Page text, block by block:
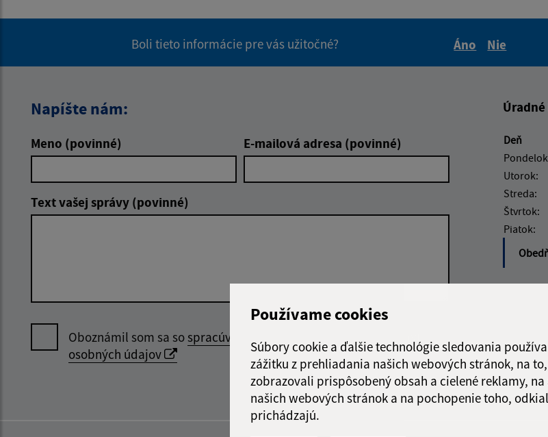
Používame cookies
Súbory cookie a ďalšie technológie sledovania
zážitku z prehliadania našich webových stránok, na
zobrazovali prispôsobený obsah a cielené reklamy,
našich webových stránok a na pochopenie toho,
prichádzajú.
Boli tieto informácie pre vás užitočné?
Áno
Nie
Napíšte nám:
Meno (povinné) E-mailová adresa (povinné)
Text vašej správy (povinné)
Oboznámil som sa sospracúvaním
osobných údajov
Deň
Utorok:
Streda:
Štvrtok:
Piatok: